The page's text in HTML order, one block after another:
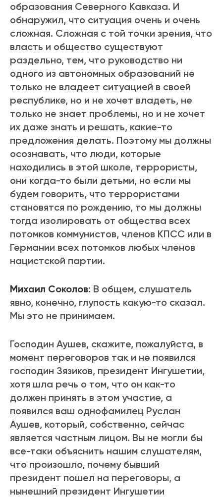
образования Северного Кавказа. И
обнаружил, что ситуация очень и очень
сложная. Сложная с той точки зрения, что
власть и общество существуют
раздельно, тем, что руководство ни
одного из автономных образований не
только не владеет ситуацией в своей
республике, но и не хочет владеть, не
только не знает проблемы, но и не хочет
их даже знать и решать, какие-то
предложения делать. Поэтому мы должны
осознавать, что люди, которые
находились в этой школе, террористы,
они когда-то были детьми, но если мы
будем говорить, что террористами
становятся по рождению, то мы должны
тогда изолировать от общества всех
потомков коммунистов, членов КПСС или в
Германии всех потомков любых членов
нацистской партии.
Михаил Соколов: В общем, слушатель
явно, конечно, глупость какую-то сказал.
Мы это не принимаем.
Господин Аушев, скажите, пожалуйста, в
момент переговоров так и не появился
господин Зязиков, президент Ингушетии,
хотя шла речь о том, что он как-то
должен принять в этом участие, а
появился ваш однофамилец Руслан
Аушев, который, собственно, сейчас
является частным лицом. Вы не могли бы
все-таки объяснить нашим слушателям,
что произошло, почему бывший
президент пошел на переговоры, а
нынешний президент Ингушетии